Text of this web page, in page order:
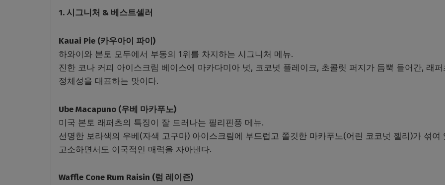
1. 시그니처 & 베스트셀러
Kauai Pie (카우아이 파이)
하와이와 본토 모두에서 부동의 1위를 차지하는 시그니처 메뉴.
진한 코나 커피 아이스크림 베이스에 마카다미아 넛, 코코넛 플레이크, 초콜릿 퍼지가 듬뿍 들어간, 래
정체성을 대표하는 맛이다.
Ube Macapuno (우베 마카푸노)
미국 본토 래퍼츠의 특징이 잘 드러나는 필리핀풍 메뉴.
선명한 보라색의 우베(자색 고구마) 아이스크림에 부드럽고 쫄깃한 마카푸노(어린 코코넛 젤리)가 섞여
고소하면서도 이국적인 매력을 자아낸다.
Waffle Cone Rum Raisin (럼 레이즌)